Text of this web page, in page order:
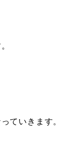
ていきます。